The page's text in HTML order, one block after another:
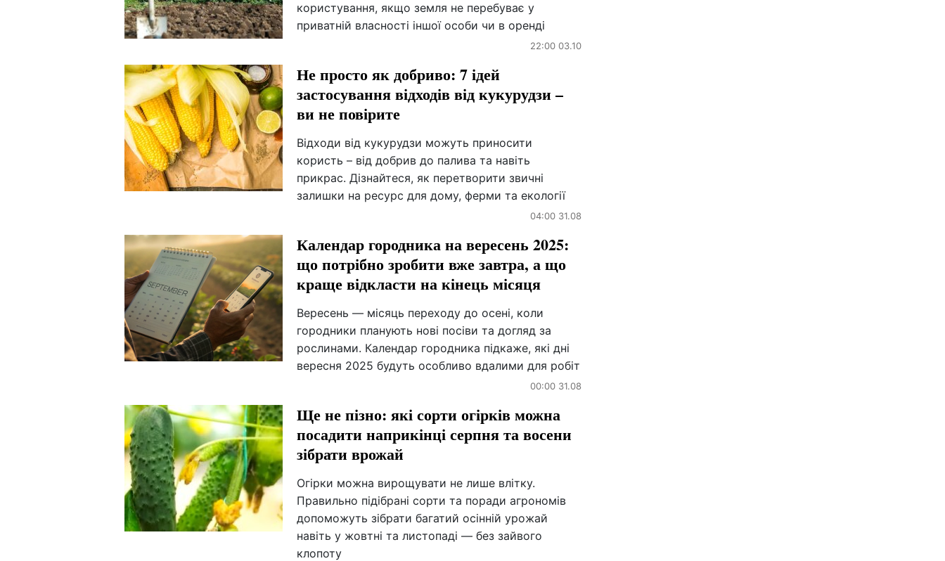
користування, якщо земля не перебуває у
приватній власності іншої особи чи в оренді
22:00 03.10
Не просто як добриво: 7 ідей
застосування відходів від кукурудзи –
ви не повірите
Відходи від кукурудзи можуть приносити
користь – від добрив до палива та навіть
прикрас. Дізнайтеся, як перетворити звичні
залишки на ресурс для дому, ферми та екології
04:00 31.08
Календар городника на вересень 2025:
що потрібно зробити вже завтра, а що
краще відкласти на кінець місяця
Вересень — місяць переходу до осені, коли
городники планують нові посіви та догляд за
рослинами. Календар городника підкаже, які дні
вересня 2025 будуть особливо вдалими для робіт
00:00 31.08
Ще не пізно: які сорти огірків можна
посадити наприкінці серпня та восени
зібрати врожай
Огірки можна вирощувати не лише влітку.
Правильно підібрані сорти та поради агрономів
допоможуть зібрати багатий осінній урожай
навіть у жовтні та листопаді — без зайвого
клопоту